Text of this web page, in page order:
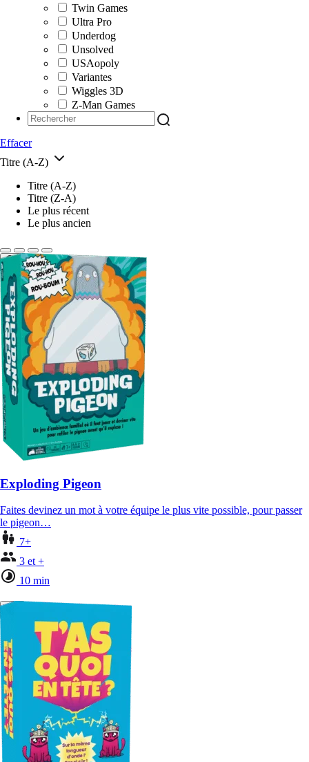
Twin Games
Ultra Pro
Underdog
Unsolved
USAopoly
Variantes
Wiggles 3D
Z-Man Games
Effacer
Titre (A-Z)
Titre (A-Z)
Titre (Z-A)
Le plus récent
Le plus ancien
Exploding Pigeon
Faites devinez un mot à votre équipe le plus vite possible, pour passer
le pigeon…
7+
3 et +
10 min